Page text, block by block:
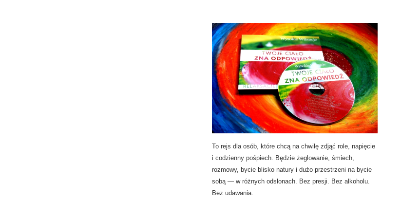
To rejs dla osób, które chcą na chwilę zdjąć role, napięcie
i codzienny pośpiech. Będzie żeglowanie, śmiech,
rozmowy, bycie blisko natury i dużo przestrzeni na bycie
sobą — w różnych odsłonach. Bez presji. Bez alkoholu.
Bez udawania.